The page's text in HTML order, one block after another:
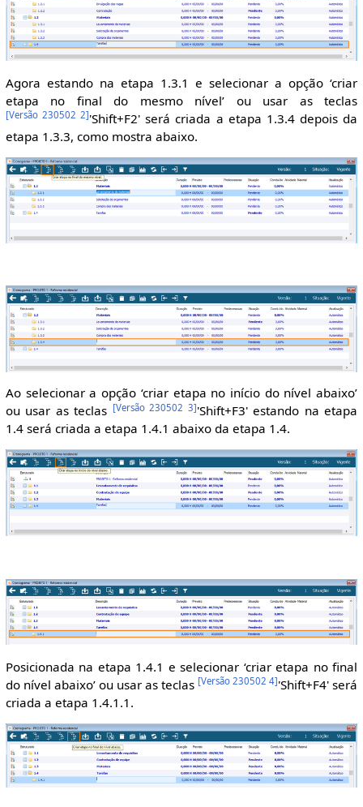
Agora estando na etapa 1.3.1 e selecionar a opção ‘criar
etapa no final do mesmo nível’ ou usar as teclas
[Versão 230502 2]'Shift+F2' será criada a etapa 1.3.4 depois da
etapa 1.3.3, como mostra abaixo.
Ao selecionar a opção ‘criar etapa no início do nível abaixo’
ou usar as teclas [Versão 230502 3]'Shift+F3' estando na etapa
1.4 será criada a etapa 1.4.1 abaixo da etapa 1.4.
Posicionada na etapa 1.4.1 e selecionar ‘criar etapa no final
do nível abaixo’ ou usar as teclas [Versão 230502 4]'Shift+F4' será
criada a etapa 1.4.1.1.